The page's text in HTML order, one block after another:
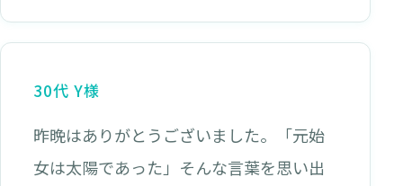
30代 Y様
昨晩はありがとうございました。「元始
女は太陽であった」そんな言葉を思い出